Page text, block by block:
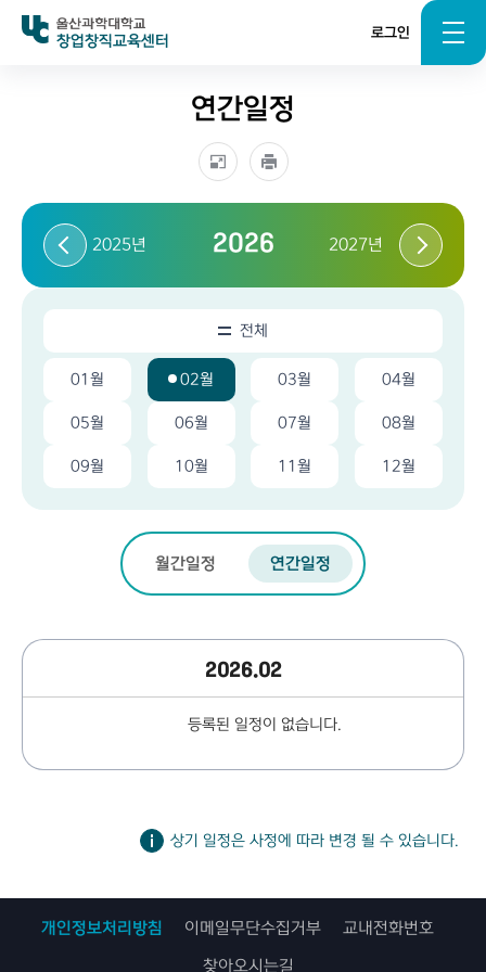
로그인
창업창직교육센터
연간일정
2025년 2026 2027년
전체
01월 02월 03월 04월
05월 06월 07월 08월
09월 10월 11월 12월
월간일정 연간일정
2026.02
등록된 일정이 없습니다.
상기 일정은 사정에 따라 변경 될 수 있습니다.
개인정보처리방침 이메일무단수집거부 교내전화번호
찾아오시는길